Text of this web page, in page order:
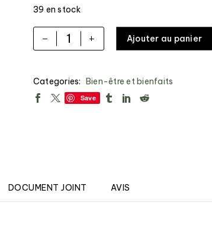
39 en stock
- + Ajouter au panier
Categories: Bien-être et bienfaits
Save
DOCUMENT JOINT AVIS